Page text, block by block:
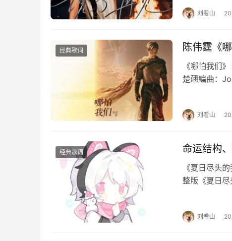
刘看山
经典歌词 陈伟霆《
《哪怕我们
楚翹編曲：
刘看山
经典歌词 命运结构
《夏日尽头
整版《夏日
刘看山